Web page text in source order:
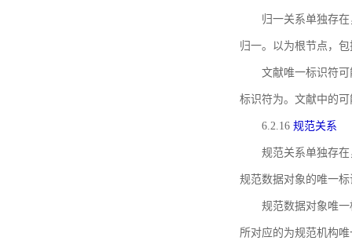
归一关系单独存
归一。以为根节点，
文献唯一标识符
标识符为。文献中的
6.2.16 规范关系
规范关系单独存
规范数据对象的唯一
规范数据对象唯一
所对应的为规范机构